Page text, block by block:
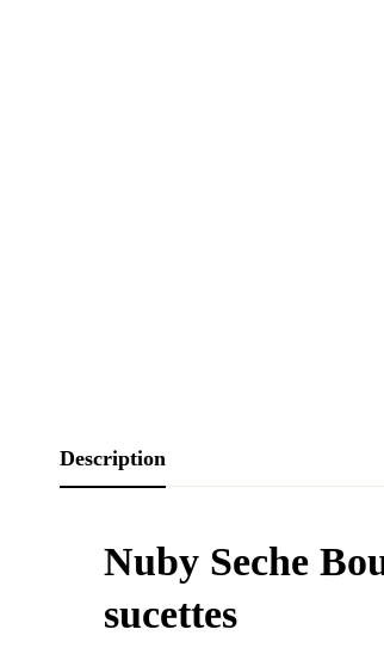
Description
Nuby Seche
sucettes